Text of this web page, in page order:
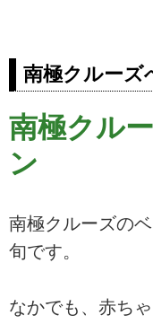
南極クルー
南極クル
ン
南極クルーズの
旬です。
なかでも、赤ち